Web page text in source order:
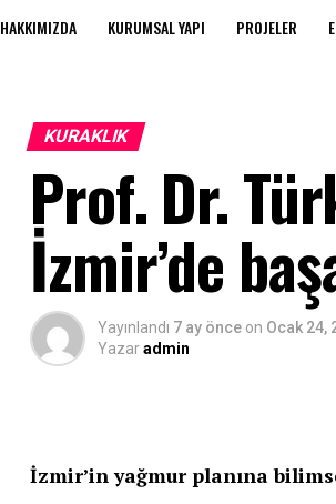
HAKKIMIZDA KURUMSAL YAPI PROJELER
KURAKLIK
Prof. Dr.
İzmir’de
Yayınlandı 7 ay önce on Ocak 24,
Yazaradmin
İzmir’in yağmur planına